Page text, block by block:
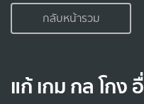
กลับหน้ารวม
แก้ เกม กล โก